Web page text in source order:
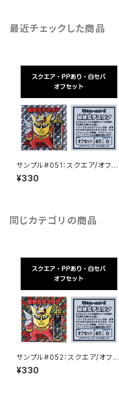
最近チェックした商品
サンプル#051：スクエア/オフセ
ット/白セパ
¥330
同じカテゴリの商品
サンプル#052：スクエア/オフセ
ット/白セパ
¥330